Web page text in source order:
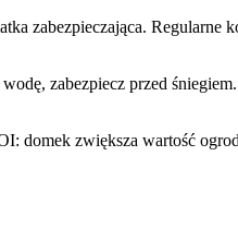
zabezpieczająca.
zabezpiecz przed
domek zwiększa wartość